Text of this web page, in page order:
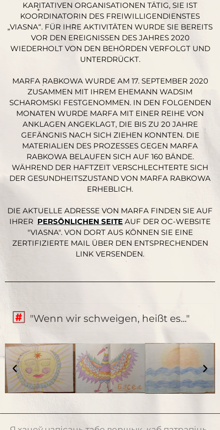
KARITATIVEN ORGANISATIONEN TÄTIG, SIE IST
KOORDINATORIN DES FREIWILLIGENDIENSTES
„VIASNA“. FÜR IHRE AKTIVITÄTEN WURDE SIE BEREITS
VOR DEN EREIGNISSEN DES JAHRES 2020
WIEDERHOLT VON DEN BEHÖRDEN VERFOLGT UND
UNTERDRÜCKT.
MARFA RABKOWA WURDE AM 17. SEPTEMBER 2020
ZUSAMMEN MIT IHREM EHEMANN WADSIM
SCHAROMSKI FESTGENOMMEN. IN DEN FOLGENDEN
MONATEN WURDE MARFA MIT EINER REIHE VON
ANKLAGEN ANGEKLAGT, DIE BIS ZU 20 JAHRE
GEFÄNGNIS NACH SICH ZIEHEN KONNTEN. DIE
MATERIALIEN DES PROZESSES GEGEN MARFA
RABKOWA BELAUFEN SICH AUF 160 BÄNDE.
WÄHREND DER HAFTZEIT VERSCHLECHTERTE SICH
DER GESUNDHEITSZUSTAND VON MARFA RABKOWA
ERHEBLICH.
DIE AKTUELLE ADRESSE VON MARFA FINDEN SIE AUF
IHRER PERSÖNLICHEN SEITE AUF DER OC-WEBSITE
"VIASNA". VON DORT AUS KÖNNEN SIE EINE
ZERTIFIZIERTE MAIL ÜBER DEN ENTSPRECHENDEN
LINK VERSENDEN.
"Wenn wir schweigen, heißt es..."